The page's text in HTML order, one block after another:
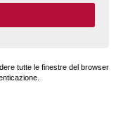
tutte le finestre del browser